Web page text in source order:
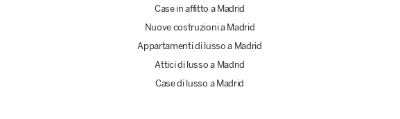
Case in affitto a Madrid
Nuove costruzioni a Madrid
Appartamenti di lusso a Madrid
Attici di lusso a Madrid
Case di lusso a Madrid